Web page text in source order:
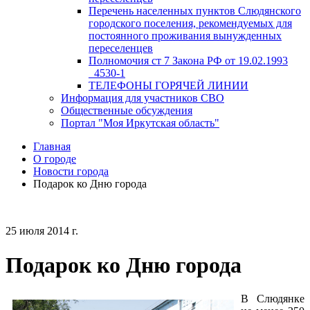
Перечень населенных пунктов Слюдянского
городского поселения, рекомендуемых для
постоянного проживания вынужденных
переселенцев
Полномочия ст 7 Закона РФ от 19.02.1993
_4530-1
ТЕЛЕФОНЫ ГОРЯЧЕЙ ЛИНИИ
Информация для участников СВО
Общественные обсуждения
Портал "Моя Иркутская область"
Главная
О городе
Новости города
Подарок ко Дню города
25 июля 2014 г.
Подарок ко Дню города
В Слюдянке